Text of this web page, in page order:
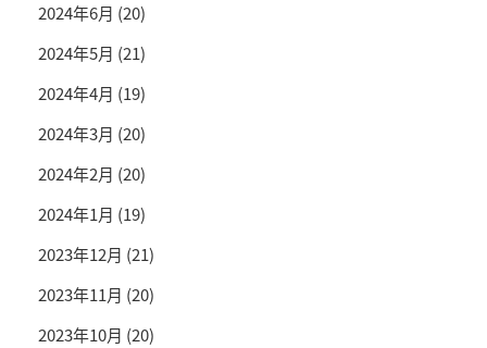
2024年6月 (20)
2024年5月 (21)
2024年4月 (19)
2024年3月 (20)
2024年2月 (20)
2024年1月 (19)
2023年12月 (21)
2023年11月 (20)
2023年10月 (20)